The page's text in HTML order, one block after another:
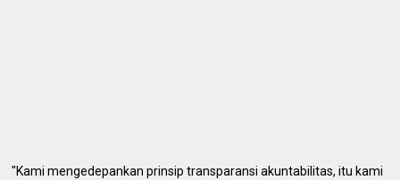
"Kami mengedepankan prinsip transparansi akuntabilitas, itu kami